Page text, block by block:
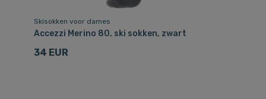
Skisokken voor dames
Accezzi Merino 80, ski sokken, zwart
34 EUR